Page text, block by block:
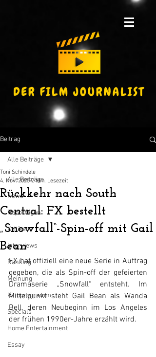
Beitrag
Alle Beiträge
News
Reportagen
Kritiken
Interviews
Ranking
Meinung
Kinoprogramm
Specials
Home Entertainment
Essay
Alle Beiträge
Rückkehr nach South
Central: FX bestellt
„Snowfall“-Spin-off mit Gail
Bean
Toni Schindele
4. Nov. 2025 2 Min. Lesezeit
FX hat offiziell eine neue Serie in Auftrag
gegeben, die als Spin-off der gefeierten
Dramaserie „Snowfall“ entsteht. Im
Mittelpunkt steht Gail Bean als Wanda
Bell, deren Neubeginn im Los Angeles
der frühen 1990er-Jahre erzählt wird.